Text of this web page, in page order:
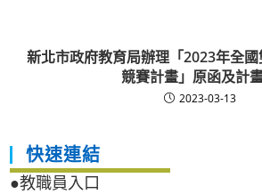
新北市政府教育局辦理「2023年全
競賽計畫」原函及計
2023-03-13
快速連結
●教職員入口